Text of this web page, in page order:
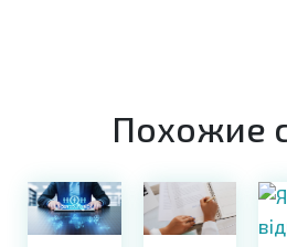
Похожие